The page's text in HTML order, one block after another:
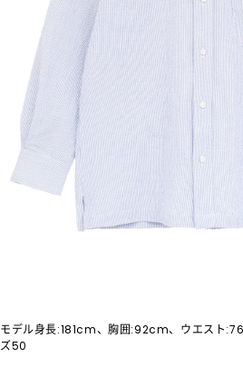
モデル身長:181cm、胸囲:92cm、ウエスト
ズ50